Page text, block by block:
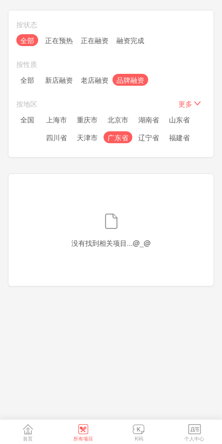
首页 所有项目 K码 个人中心
按状态
全部
正在预热 正在融资 融资完成
按性质
全部
新店融资 老店融资 品牌融资
按地区
更多
全国
上海市 重庆市 北京市 湖南省
山东省
四川省
天津市 广东省 辽宁省
福建省
浙江省
安徽省 湖北省 江苏省
河南省
河北省
黑龙江 内蒙古 新疆
甘肃省
台湾
没有找到相关项目...@_@